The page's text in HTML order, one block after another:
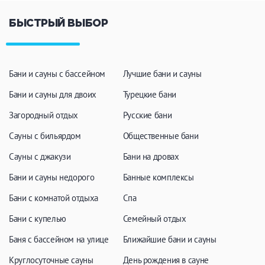
центр, мангал, Wi-Fi. Собственная баня, которая топится
раскладной диван, ванная комната с душевой,
биотуалет, кухня, микроволновка, холодильник, тв,
музыкальный центр, мангал, Wi-Fi. Рядом Сосновая баня.
Русский домик также плавучий с панорамными окнами.
Две спальни с двумя односпальными кроватями
каждая, раскладной диван, ванная комната с душевой,
биотуалет, кухня, микроволновка, холодильник, тв,
гостями.
Финский домик тоже построен на воде и имеет
панорамные окна, две спальни с двумя двуспальными
кроватями, раскладной диван и 2 раскладных кресла,
ванную комнату с душевой, биотуалет, кухню,
мангал, Wi-Fi. Гости могут сами затопить баню в домике.
БЫСТРЫЙ ВЫБОР
Бани и сауны с бассейном
Бани и сауны для двоих
Загородный отдых
Сауны с бильярдом
Сауны с джакузи
Бани и сауны недорого
Бани с комнатой отдыха
Бани с купелью
Баня с бассейном на улице
Круглосуточные сауны
Лучшие бани и сауны
Турецкие бани
Русские бани
Общественные бани
Бани на дровах
Банные комплексы
Спа
Семейный отдых
Ближайшие бани и сауны
День рождения в сауне